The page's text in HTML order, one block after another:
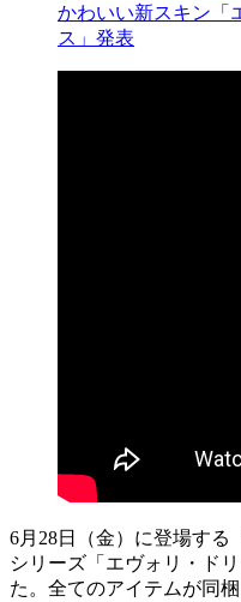
かわいい新スキン「
ス」発表
6月28日（金）に登場す
シリーズ「エヴォリ・ド
た。全てのアイテムが同